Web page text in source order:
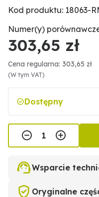
Kod produktu: 18063-
Numer(y)
303,65 zł
Cena regularna: 303,65 zł
(W tym VAT)
Dostępny
Wsparcie
Oryginalne